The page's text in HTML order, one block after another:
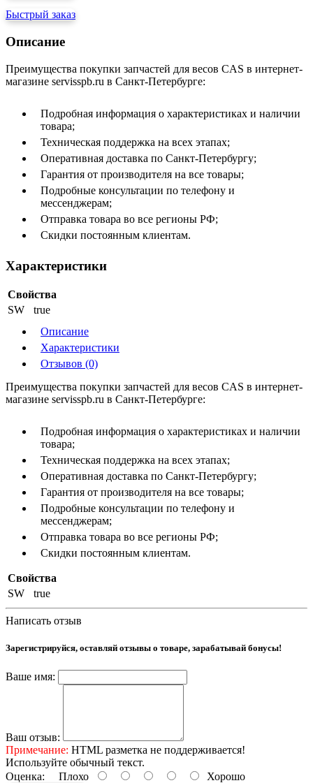
Быстрый заказ
Описание
Преимущества покупки запчастей для весов CAS в интернет-
магазине servisspb.ru в Санкт-Петербурге:
Подробная информация о характеристиках и наличии
товара;
Техническая поддержка на всех этапах;
Оперативная доставка по Санкт-Петербургу;
Гарантия от производителя на все товары;
Подробные консультации по телефону и
мессенджерам;
Отправка товара во все регионы РФ;
Скидки постоянным клиентам.
Характеристики
Свойства
SW
true
Описание
Характеристики
Отзывов (0)
Преимущества покупки запчастей для весов CAS в интернет-
магазине servisspb.ru в Санкт-Петербурге:
Подробная информация о характеристиках и наличии
товара;
Техническая поддержка на всех этапах;
Оперативная доставка по Санкт-Петербургу;
Гарантия от производителя на все товары;
Подробные консультации по телефону и
мессенджерам;
Отправка товара во все регионы РФ;
Скидки постоянным клиентам.
Свойства
SW
true
Написать отзыв
Зарегистрируйся, оставляй отзывы о товаре, зарабатывай бонусы!
Ваше имя:
Ваш отзыв:
Примечание: HTML разметка не поддерживается!
Используйте обычный текст.
Оценка: Плохо Хорошо